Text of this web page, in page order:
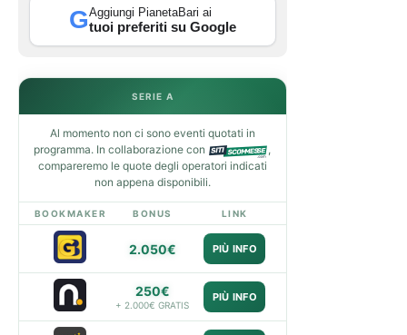
GAggiungi PianetaBari ai
tuoi preferiti su Google
SERIE A
Al momento non ci sono eventi quotati in
programma. In collaborazione con
,
compareremo le quote degli operatori indicati
non appena disponibili.
BOOKMAKER BONUS LINK
2.050€ PIÙ INFO
250€
+ 2.000€ GRATIS
PIÙ INFO